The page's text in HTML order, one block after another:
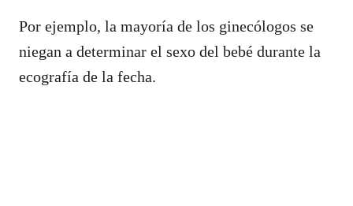
Por ejemplo, la mayoría de los ginecólogos se
niegan a determinar el sexo del bebé durante la
ecografía de la fecha.